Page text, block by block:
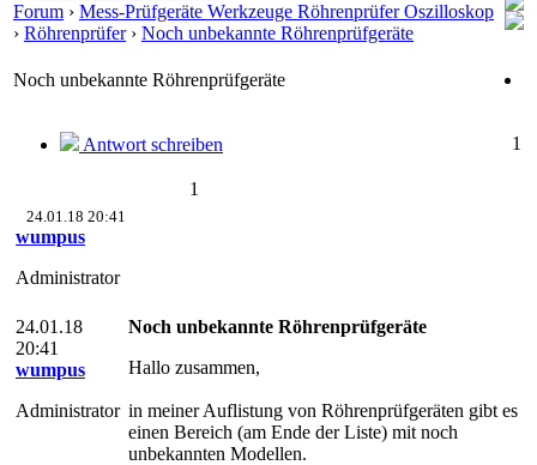
Forum › Mess-Prüfgeräte Werkzeuge Röhrenprüfer Oszilloskop
› Röhrenprüfer› Noch unbekannte Röhrenprüfgeräte
Noch unbekannte Röhrenprüfgeräte
Antwort schreiben 1
1
24.01.18 20:41
wumpus
Administrator
24.01.18
20:41
wumpus
Administrator
Noch unbekannte Röhrenprüfgeräte
Hallo zusammen,
in meiner Auflistung von Röhrenprüfgeräten gibt es
einen Bereich (am Ende der Liste) mit noch
unbekannten Modellen.